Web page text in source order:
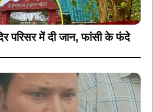
परिसर में दी जान, फांसी के फंदे